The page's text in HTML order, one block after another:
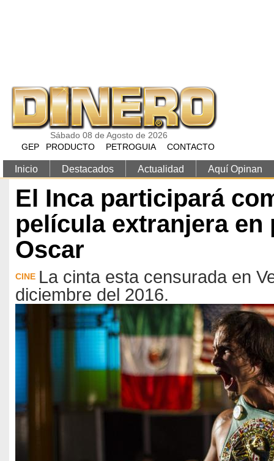
Sábado 08 de Agosto de 2026
GEP
PRODUCTO PETROGUIA CONTACTO
Inicio Destacados Actualidad Aquí Opinan
El Inca participará
película extranjera en
Oscar
CINE La cinta esta censurada en
diciembre del 2016.